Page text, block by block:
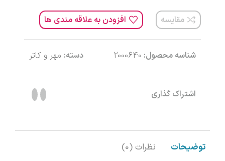
مقایسه افزودن به علاقه مندی ها
شناسه محصول: 2000640 دسته: مهر و کاتر
اشتراک گذاری
توضیحات نظرات (0)